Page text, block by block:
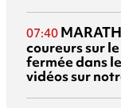
07:40
coureurs sur
fermée dans
vidéos sur